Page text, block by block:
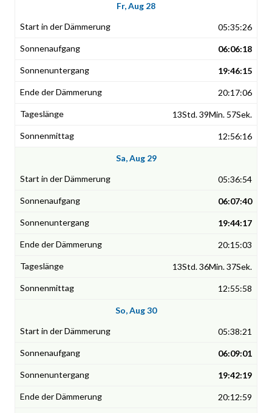
Fr, Aug 28
05:35:26
06:06:18
19:46:15
20:17:06
13Std. 39Min. 57Sek.
12:56:16
Sa, Aug 29
05:36:54
06:07:40
19:44:17
20:15:03
13Std. 36Min. 37Sek.
12:55:58
So, Aug 30
05:38:21
06:09:01
19:42:19
20:12:59